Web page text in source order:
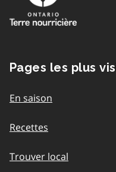
Pages les plus
En saison
Recettes
Trouver local